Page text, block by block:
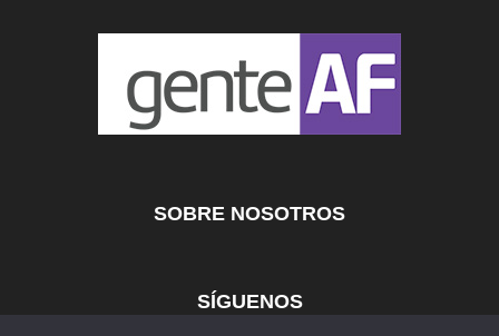
SOBRE NOSOTROS
SÍGUENOS